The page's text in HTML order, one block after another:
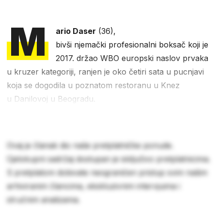
M ario Daser (36),
bivši njemački profesionalni boksač koji je
2017. držao WBO europski naslov prvaka
u kruzer kategoriji, ranjen je oko četiri sata u pucnjavi
koja se dogodila u poznatom restoranu u Knez
u Danilovoj u Beogradu.
Ovaj je članak dio naše pretplatničke ponude.
Cjelokupni sadržaj dostupan je isključivo pretplatnicima.
S pretplatom dobivate neograničen pristup svim našim
arhiviranim člancima, ekskluzivnim intervjuima i
stručnim analizama.